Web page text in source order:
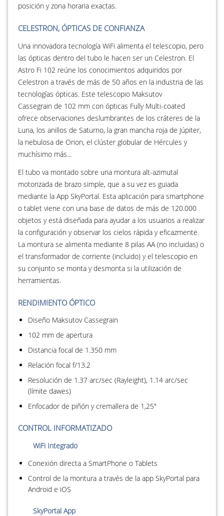
posición y zona horaria exactas.
CELESTRON, ÓPTICAS DE CONFIANZA
Una innovadora tecnología WiFi alimenta el telescopio, pero
las ópticas dentro del tubo le hacen ser un Celestron. El
Astro Fi 102 reúne los conocimientos adquiridos por
Celestron a través de más de 50 años en la industria de las
tecnologías ópticas. Este telescopio Maksutov
Cassegrain de 102 mm con ópticas Fully Multi-coated
ofrece observaciones deslumbrantes de los cráteres de la
Luna, los anillos de Saturno, la gran mancha roja de Júpiter,
la nebulosa de Orion, el clúster globular de Hércules y
muchísimo más...
El tubo va montado sobre una montura alt-azimutal
motorizada de brazo simple, que a su vez es guiada
mediante la App SkyPortal. Esta aplicación para smartphone
o tablet viene con una base de datos de más de 120.000
objetos y está diseñada para ayudar a los usuarios a realizar
la configuración y observar los cielos rápida y eficazmente.
La montura se alimenta mediante 8 pilas AA (no incluidas) o
el transformador de corriente (incluido) y el telescopio en
su conjunto se monta y desmonta si la utilización de
herramientas.
RENDIMIENTO ÓPTICO
Diseño Maksutov Cassegrain
102 mm de apertura
Distancia focal de 1.350 mm
Relación focal f/13.2
Resolución de 1.37 arc/sec (Rayleight), 1.14 arc/sec
(límite dawes)
Enfocador de piñón y cremallera de 1,25"
CONTROL INFORMATIZADO
WiFi Integrado
Conexión directa a SmartPhone o Tablets
Control de la montura a través de la app SkyPortal para
Android e iOS
SkyPortal App